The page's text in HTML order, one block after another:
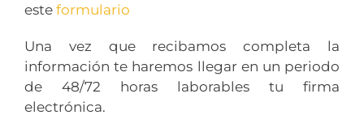
este formulario
Una vez que recibamos completa la
información te haremos llegar en un periodo
de 48/72 horas laborables tu firma
electrónica.